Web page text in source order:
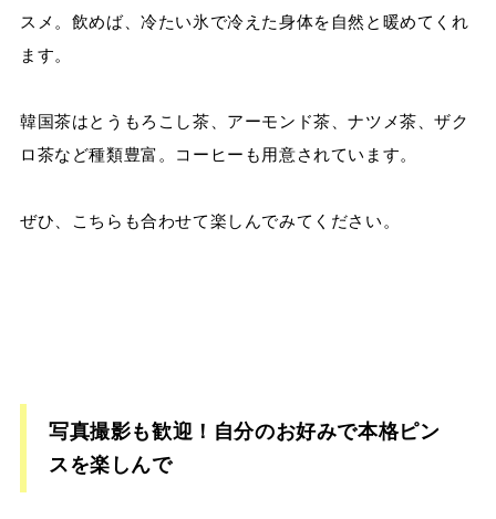
スメ。飲めば、冷たい氷で冷えた身体を自然と暖めてくれ
ます。
韓国茶はとうもろこし茶、アーモンド茶、ナツメ茶、ザク
ロ茶など種類豊富。コーヒーも用意されています。
ぜひ、こちらも合わせて楽しんでみてください。
写真撮影も歓迎！自分のお好みで本格ピン
スを楽しんで